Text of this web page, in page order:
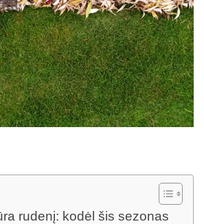
rudenį: kodėl šis sezonas